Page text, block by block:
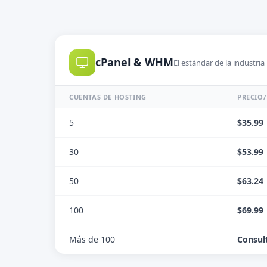
cPanel & WHMEl estándar de la industria
CUENTAS DE HOSTING
5 $35.99
30 $53.99
50 $63.24
100 $69.99
Más de 100